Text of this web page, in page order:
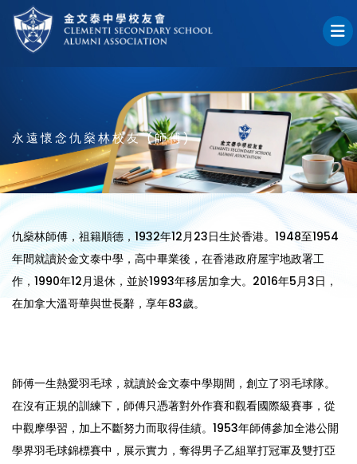
永遠懷念仇燊林校友 (師傅)
仇燊林師傅，祖籍順德，1932年12月23日生於香港。1948至1954
年間就讀於金文泰中學，高中畢業後，在香港政府屋宇地政署工
作，1990年12月退休，並於1993年移居加拿大。2016年5月3日，
在加拿大溫哥華與世長辭，享年83歲。
師傅一生熱愛羽毛球，就讀於金文泰中學期間，創立了羽毛球隊。
在沒有正規的訓練下，師傅只憑著對外作賽和觀看國際級賽事，從
中觀摩學習，加上不斷努力而取得佳績。1953年師傅參加全港公開
學界羽毛球錦標賽中，展示實力，奪得男子乙組單打冠軍及雙打亞